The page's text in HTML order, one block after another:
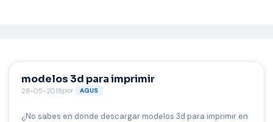
modelos 3d para imprimir
28-05-2018por AGUS
¿No sabes en donde descargar modelos 3d para imprimir en